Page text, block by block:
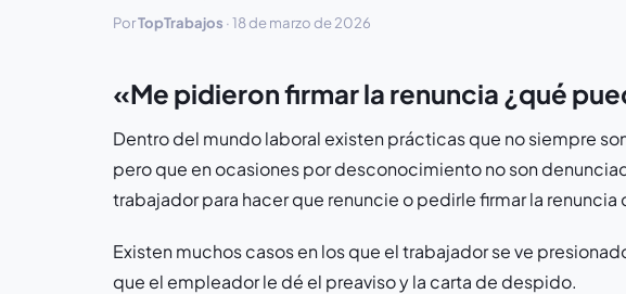
PorTopTrabajos ·18 de marzo de 2026
«Me pidieron firmar la renuncia ¿qué
Dentro del mundo laboral existen prácticas que no siempre
pero que en ocasiones por desconocimiento no son
trabajador para hacer que renuncie o pedirle firmar la renuncia
Existen muchos casos en los que el trabajador se ve
que el empleador le dé el preaviso y la carta de despido.